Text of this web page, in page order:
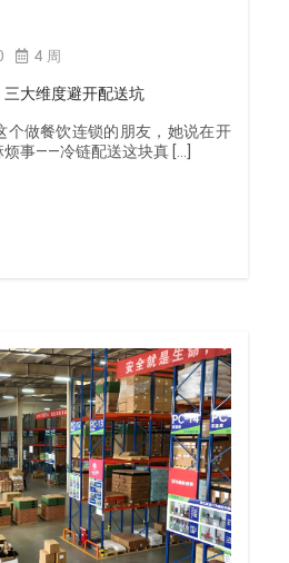
4 周
大维度避开配送坑
个做餐饮连锁的朋友，她说在开
事——冷链配送这块真 […]